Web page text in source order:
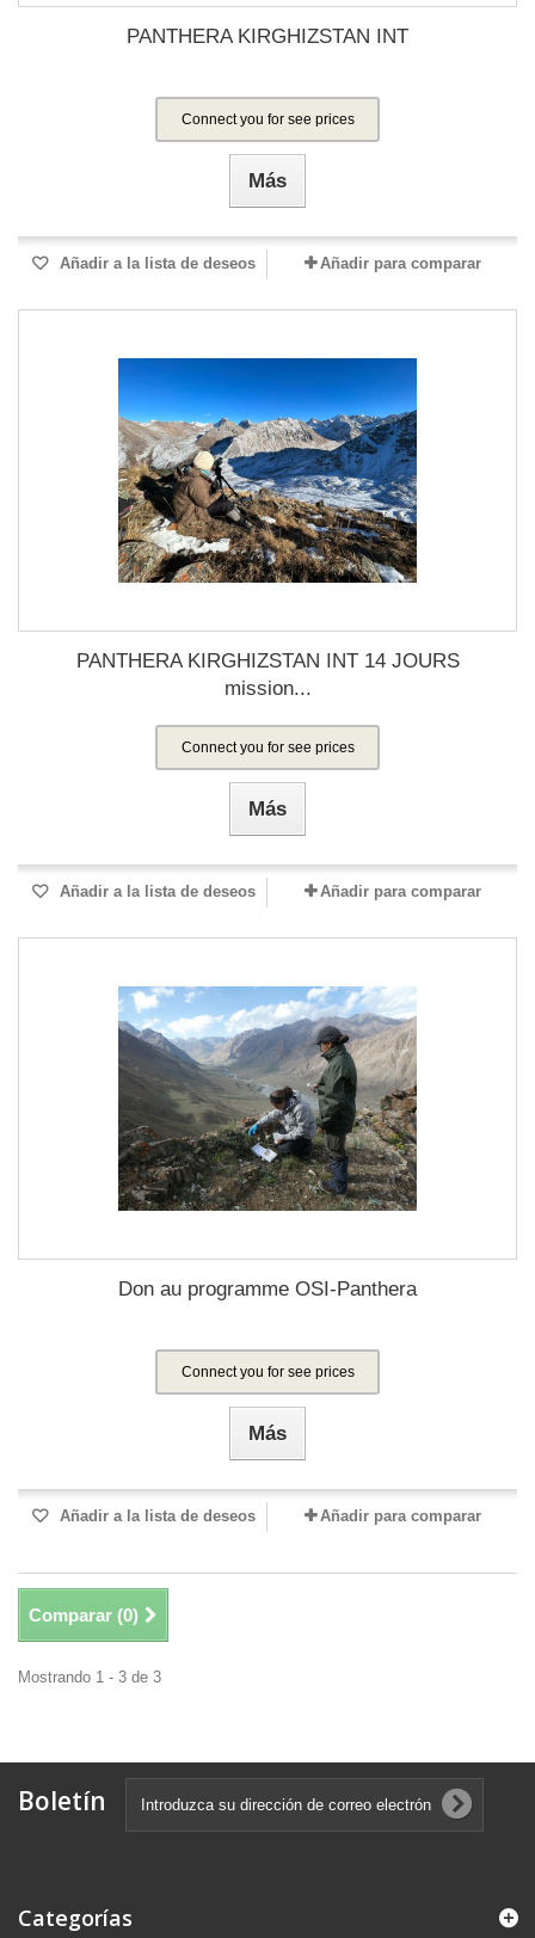
PANTHERA KIRGHIZSTAN INT
Connect you for see prices
Más
Añadir a la lista de deseos Añadir para comparar
PANTHERA KIRGHIZSTAN INT 14 JOURS
mission...
Connect you for see prices
Más
Añadir a la lista de deseos Añadir para comparar
Don au programme OSI-Panthera
Connect you for see prices
Más
Añadir a la lista de deseos Añadir para comparar
Comparar (0)
Mostrando 1 - 3 de 3
Boletín
Categorías